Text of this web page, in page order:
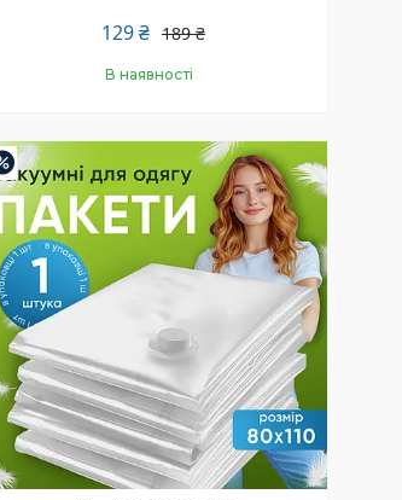
189 ₴
129 ₴
В наявності
Купити
–67%